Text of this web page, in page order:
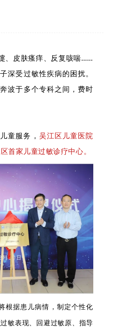
、皮肤瘙痒、反复咳喘……
深受过敏性疾病的困扰。
波于多个专科之间，费时
童服务， 吴江区儿童医院
首家儿童过敏诊疗中心。
根据患儿病情，制定个性化
敏表现、回避过敏原、指导